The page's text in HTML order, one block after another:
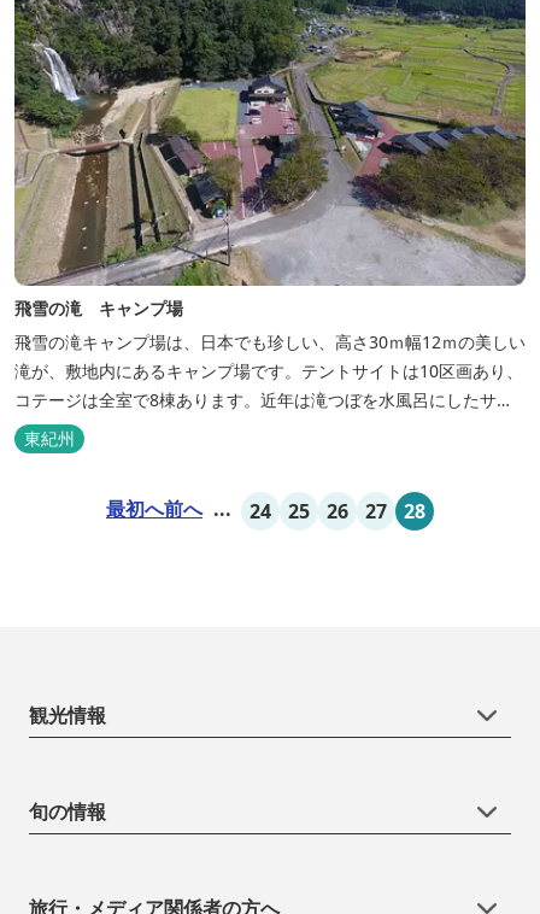
飛雪の滝 キャンプ場
飛雪の滝キャンプ場は、日本でも珍しい、高さ30ｍ幅12ｍの美しい
滝が、敷地内にあるキャンプ場です。テントサイトは10区画あり、
コテージは全室で8棟あります。近年は滝つぼを水風呂にしたサウ
ナが人気です。
東紀州
最初へ前へ ... 24 25 26 27 28
観光情報
旬の情報
旅行・メディア関係者の方へ